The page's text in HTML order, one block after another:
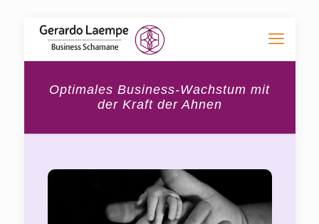
Optimales Business-Wachstum mit
der Kraft der Ahnen